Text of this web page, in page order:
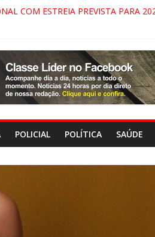
COM ESTREIA PREVISTA PARA
NO FIM DE SEMANA;
NA RETA FINAL PELA FÁBRICA DA
POLICIAL POLÍTICA SAÚDE